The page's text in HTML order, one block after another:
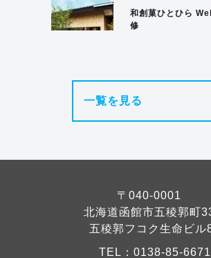
一覧を見る
和創菓ひとひら
修
〒040-0001
北海道函館市五稜郭町
五稜郭フコク生命ビル
TEL： 0138-85-6671